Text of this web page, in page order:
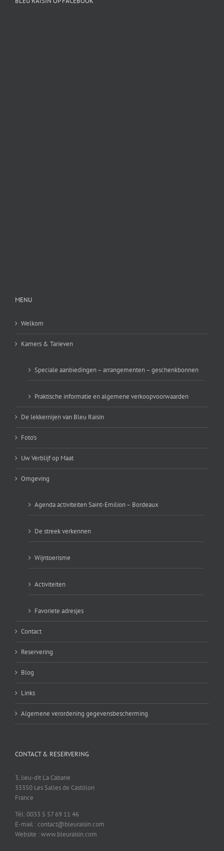
MENU
Welkom
Kamers & Tarieven
Speciale aanbiedingen – arrangementen – geschenkbonnen
Praktische informatie en algemene verkoopvoorwaarden
De lekkernijen van Bleu Raisin
Foto’s
Uw Verblijf op Maat
Omgeving
Agenda activiteiten Saint-Emilion – Bordeaux
De streek verkennen
Wijntoerisme
Activiteiten
Favoriete adresjes
Contact
Reservering
Blog
Links
Algemene verordening gegevensbescherming
CONTACT & RESERVERING
3, lieu-dit La Cabane
33350 Les Salles de Castillon
France
Tél: 0033 5 57 69 11 46
E-mail : contact@bleuraisin.com
Website : www.bleuraisin.com